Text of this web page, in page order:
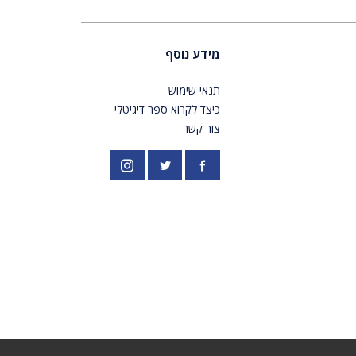
מידע נוסף
תנאי שימוש
כיצד לקרוא ספר דיגיטלי
צור קשר
פייסבוק PardesPublish
אינסטגרם